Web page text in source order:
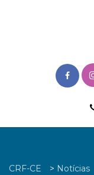
CRF-CE > Notícias